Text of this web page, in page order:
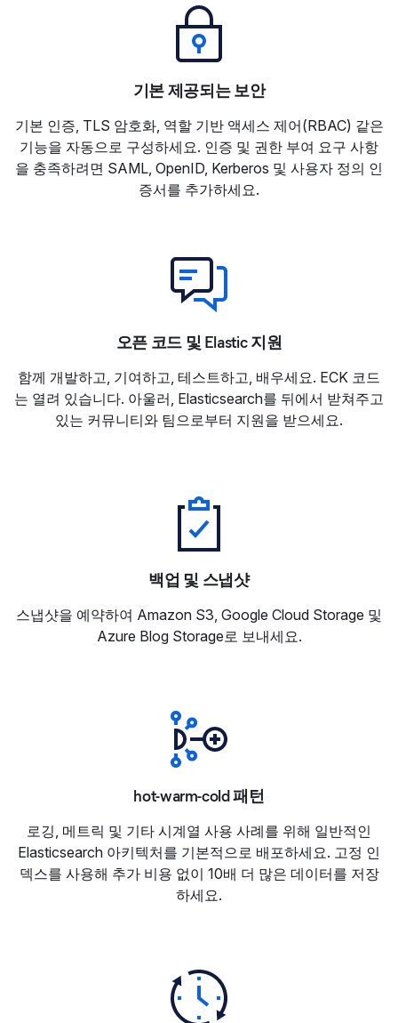
기본 제공되는 보안
기본 인증, TLS 암호화, 역할 기반 액세스 제어(RBAC) 같은
기능을 자동으로 구성하세요. 인증 및 권한 부여 요구 사항
을 충족하려면 SAML, OpenID, Kerberos 및 사용자 정의 인
증서를 추가하세요.
오픈 코드 및 Elastic 지원
함께 개발하고, 기여하고, 테스트하고, 배우세요. ECK 코드
는 열려 있습니다. 아울러, Elasticsearch를 뒤에서 받쳐주고
있는 커뮤니티와 팀으로부터 지원을 받으세요.
백업 및 스냅샷
스냅샷을 예약하여 Amazon S3, Google Cloud Storage 및
Azure Blog Storage로 보내세요.
hot-warm-cold 패턴
로깅, 메트릭 및 기타 시계열 사용 사례를 위해 일반적인
Elasticsearch 아키텍처를 기본적으로 배포하세요. 고정 인
덱스를 사용해 추가 비용 없이 10배 더 많은 데이터를 저장
하세요.